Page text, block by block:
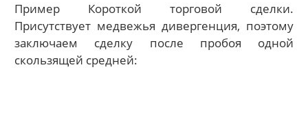
Пример Короткой торговой сделки.
Присутствует медвежья дивергенция, поэтому
заключаем сделку после пробоя одной
скользящей средней: